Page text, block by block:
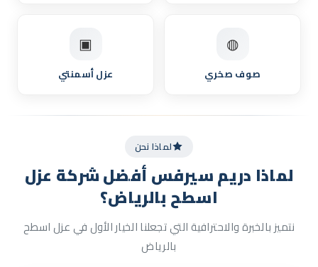
◍
صوف صخري
▣
عزل أسمنتي
لماذا نحن
لماذا دريم سيرفسأفضل شركة عزل
اسطح بالرياض؟
نتميز بالخبرة والاحترافية التي تجعلنا الخيار الأول في عزل اسطح
بالرياض